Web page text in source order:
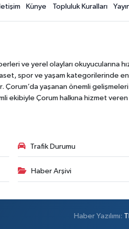
Künye Topluluk Kuralları
ve yerel olayları okuyucularına
spor ve yaşam kategorilerinde
yaşanan önemli gelişmeleri
ekibiyle Çorum halkına hizmet veren
Trafik Durumu
Haber Arşivi
Haber Yazılımı: